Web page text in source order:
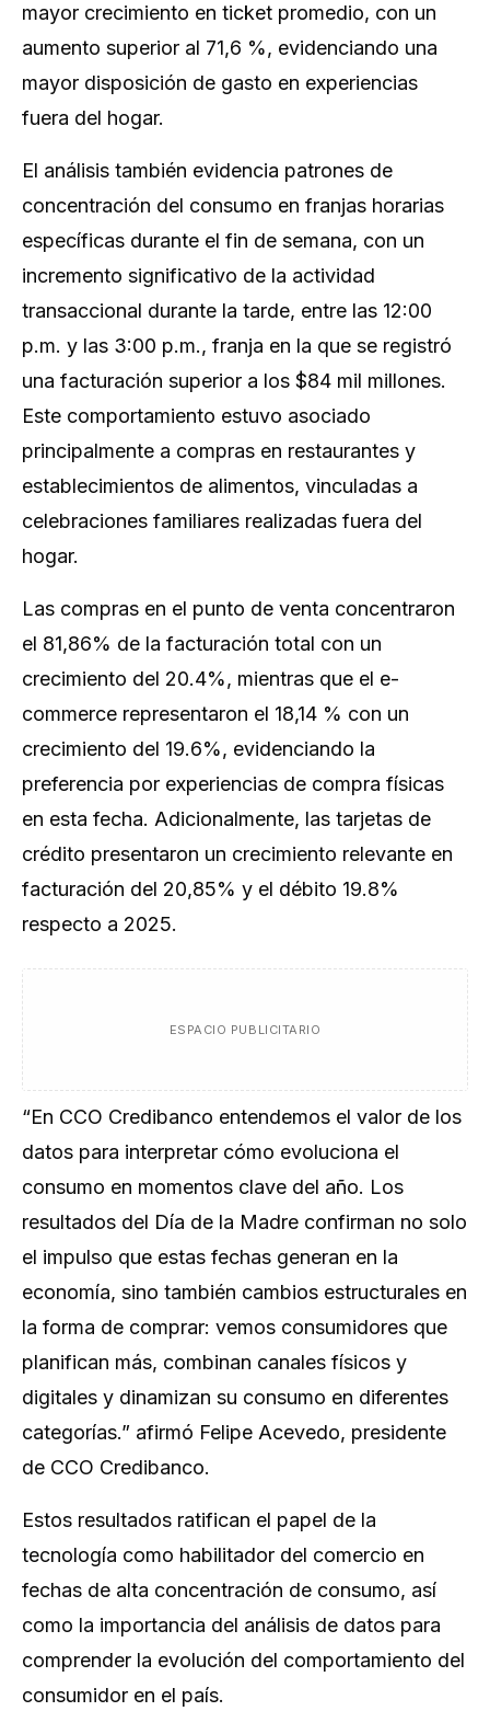
mayor crecimiento en ticket promedio, con un
aumento superior al 71,6 %, evidenciando una
mayor disposición de gasto en experiencias
fuera del hogar.
El análisis también evidencia patrones de
concentración del consumo en franjas horarias
específicas durante el fin de semana, con un
incremento significativo de la actividad
transaccional durante la tarde, entre las 12:00
p.m. y las 3:00 p.m., franja en la que se registró
una facturación superior a los $84 mil millones.
Este comportamiento estuvo asociado
principalmente a compras en restaurantes y
establecimientos de alimentos, vinculadas a
celebraciones familiares realizadas fuera del
hogar.
Las compras en el punto de venta concentraron
el 81,86% de la facturación total con un
crecimiento del 20.4%, mientras que el e-
commerce representaron el 18,14 % con un
crecimiento del 19.6%, evidenciando la
preferencia por experiencias de compra físicas
en esta fecha. Adicionalmente, las tarjetas de
crédito presentaron un crecimiento relevante en
facturación del 20,85% y el débito 19.8%
respecto a 2025.
ESPACIO PUBLICITARIO
“En CCO Credibanco entendemos el valor de los
datos para interpretar cómo evoluciona el
consumo en momentos clave del año. Los
resultados del Día de la Madre confirman no solo
el impulso que estas fechas generan en la
economía, sino también cambios estructurales en
la forma de comprar: vemos consumidores que
planifican más, combinan canales físicos y
digitales y dinamizan su consumo en diferentes
categorías.” afirmó Felipe Acevedo, presidente
de CCO Credibanco.
Estos resultados ratifican el papel de la
tecnología como habilitador del comercio en
fechas de alta concentración de consumo, así
como la importancia del análisis de datos para
comprender la evolución del comportamiento del
consumidor en el país.